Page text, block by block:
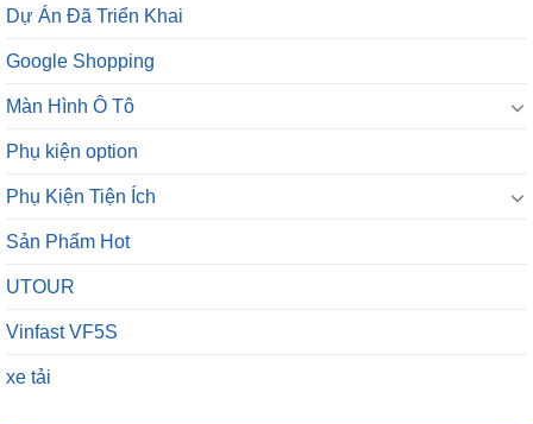
Dự Án Đã Triển Khai
Google Shopping
Màn Hình Ô Tô
Phụ kiện option
Phụ Kiện Tiện Ích
Sản Phẩm Hot
UTOUR
Vinfast VF5S
xe tải